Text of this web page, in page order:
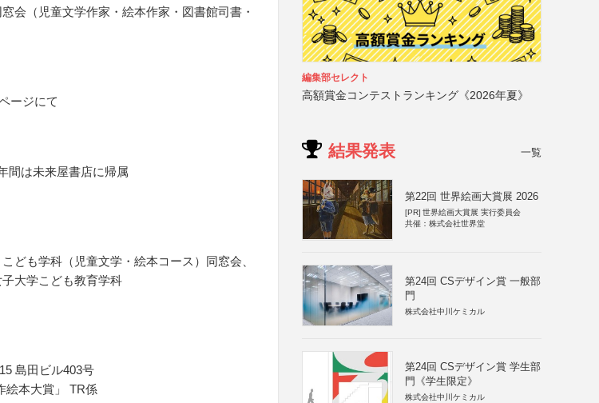
会（児童文学作家・絵本作家・図書館司書・
ージにて
間は未来屋書店に帰属
ども学科（児童文学・絵本コース）同窓会、
大学こども教育学科
島田ビル403号
絵本大賞」 TR係
編集部セレクト
高額賞金コンテストランキング《2026年夏》
結果発表 一覧
第22回 世界絵画大賞展 2026
[PR] 世界絵画大賞展 実行委員会
共催：株式会社世界堂
第24回 CSデザイン賞 一般部
門
株式会社中川ケミカル
第24回 CSデザイン賞 学生部
門《学生限定》
株式会社中川ケミカル